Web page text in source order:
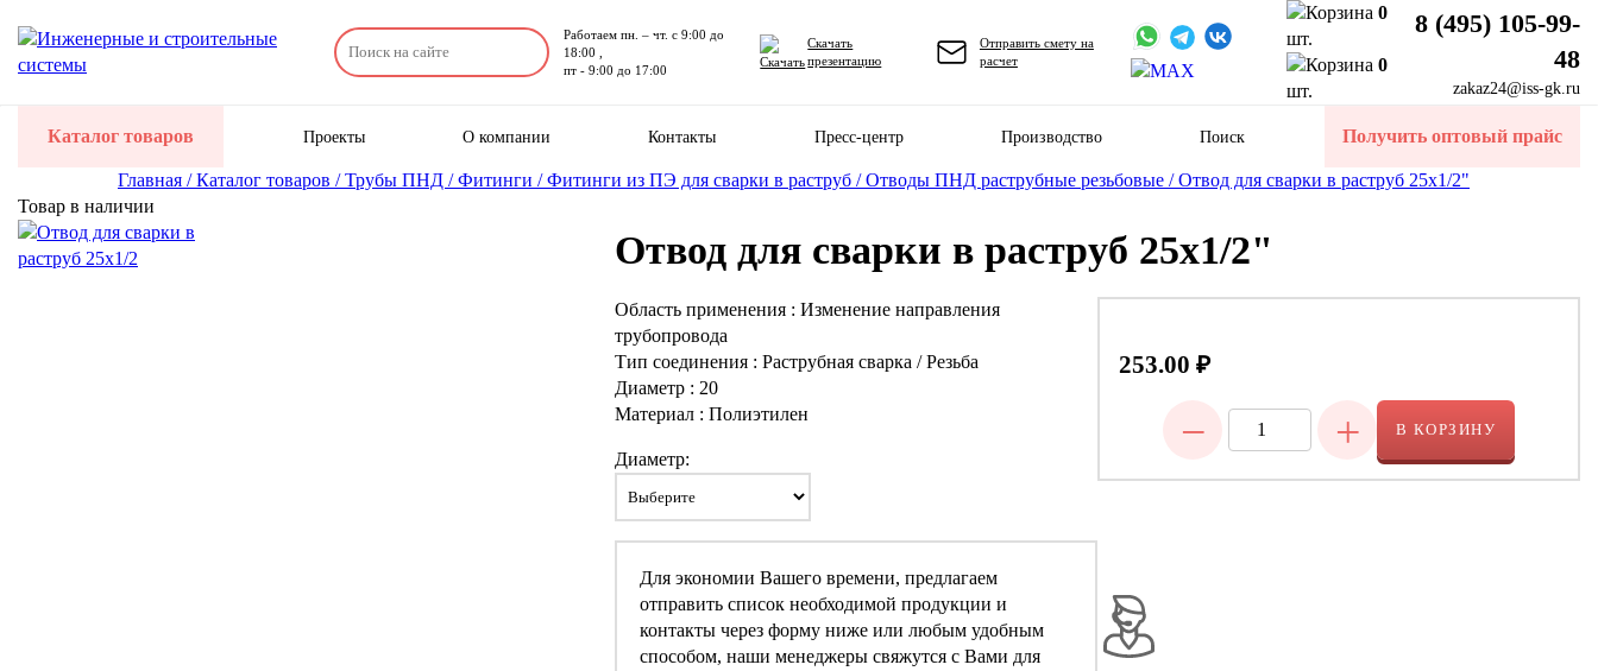
Работаем пн. – чт. с 9:00 до
18:00 ,
пт - 9:00 до 17:00
Скачать
презентацию
Отправить смету на
расчет
0
шт.
0
шт.
8 (495) 105-99-
48
zakaz24@iss-gk.ru
Каталог товаров Проекты О компании Контакты Пресс-центр Производство Поиск Получить оптовый прайс
Главная /Каталог товаров /Трубы ПНД /Фитинги /Фитинги из ПЭ для сварки в раструб /Отводы ПНД раструбные резьбовые /Отвод для сварки в раструб 25х1/2"
Товар в наличии
Отвод для сварки в раструб 25х1/2"
Область применения : Изменение направления
трубопровода
Тип соединения : Раструбная сварка / Резьба
Диаметр : 20
Материал : Полиэтилен
Диаметр:
Для экономии Вашего времени, предлагаем
отправить список необходимой продукции и
контакты через форму ниже или любым удобным
способом, наши менеджеры свяжутся с Вами для
253.00₽
− + В КОРЗИНУ